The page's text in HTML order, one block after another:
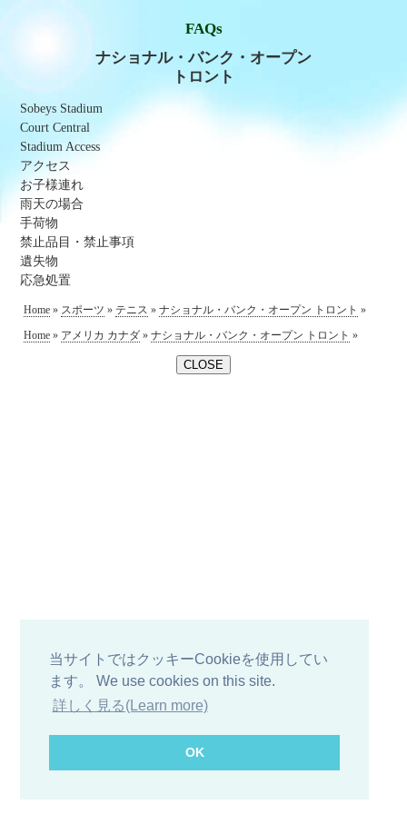
当サイトではクッキーCookieを使用してい
ます。 We use cookies on this site.
詳しく見る(Learn more)
OK
FAQs
ナショナル・バンク・オープン
トロント
Sobeys Stadium
Court Central
Stadium Access
アクセス
お子様連れ
雨天の場合
手荷物
禁止品目・禁止事項
遺失物
応急処置
Home » スポーツ » テニス »ナショナル・バンク・オープン トロント »
Home » アメリカ カナダ »ナショナル・バンク・オープン トロント »